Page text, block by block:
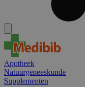
Apotheek
Natuurgeneeskunde
Supplementen